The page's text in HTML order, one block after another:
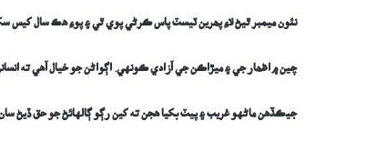
نئون ميمبر ٿيڻ لاءِ پھرين ٽيسٽ پاس ڪرڻي پوي ٿي ۽ پوءِ ھڪ سال کيس
چين ۾اظھار جي ۽ ميڙاڪن جي آزادي ڪونهي. اڳواڻن جو خيال آهي ته
جيڪڏهن ماڻهو غريب ۽ پيٽ بکيا هجن ته کين رڳو ڳالهائڻ جو حق ڏيڻ